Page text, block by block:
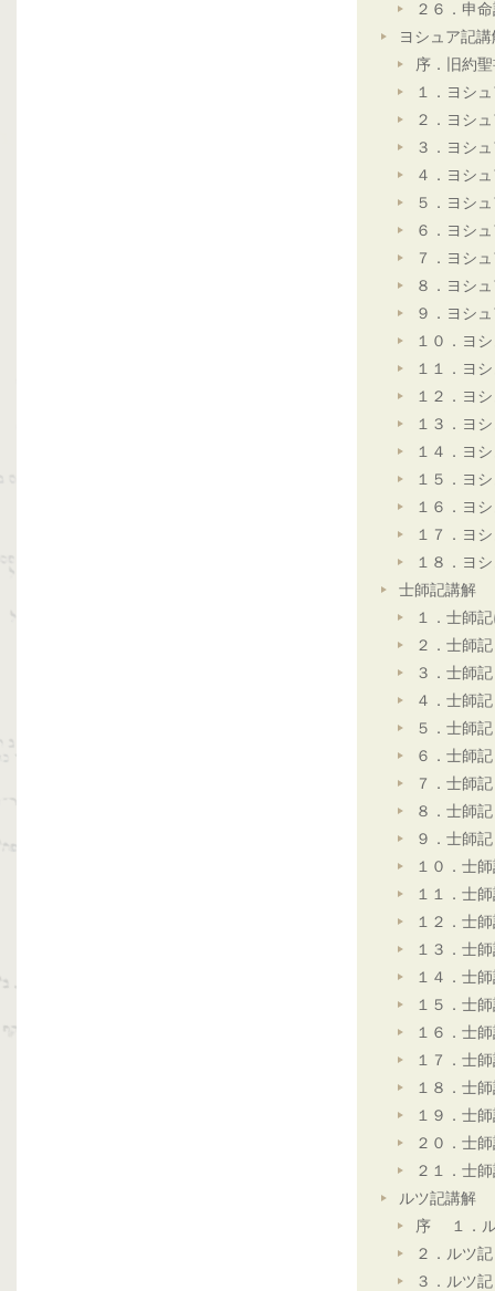
２６．申
ヨシュア記講
序．旧約
１．ヨシ
２．ヨシ
３．ヨシ
４．ヨシ
５．ヨシ
６．ヨシ
７．ヨシ
８．ヨシ
９．ヨシ
１０．ヨ
１１．ヨ
１２．ヨ
１３．ヨ
１４．ヨ
１５．ヨ
１６．ヨ
１７．ヨ
１８．ヨ
士師記講解
１．士師
２．士師
３．士師
４．士師
５．士師
６．士師
７．士師
８．士師
９．士師
１０．士
１１．士
１２．士
１３．士
１４．士
１５．士
１６．士
１７．士
１８．士
１９．士
２０．士
２１．士
ルツ記講解
序 １．ル
２．ルツ
３．ルツ